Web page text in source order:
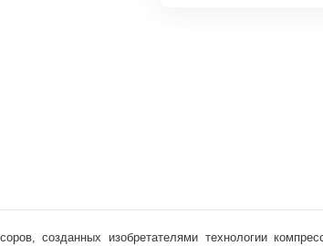
созданных изобретателями технологии